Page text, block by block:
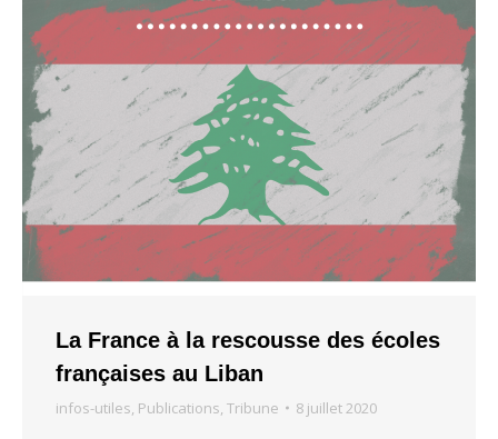
La France à la rescousse des écoles
françaises au Liban
infos-utiles, Publications, Tribune 8 juillet 2020